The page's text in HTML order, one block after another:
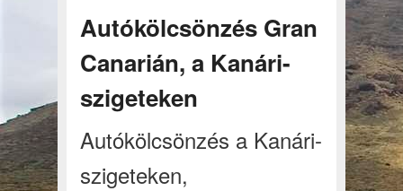
Autókölcsönzés Gran
Canarián, a Kanári-
szigeteken
Autókölcsönzés a Kanári-
szigeteken,